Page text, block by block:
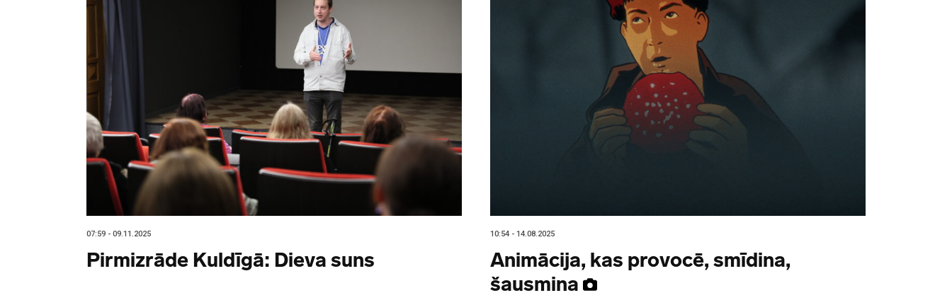
07:59 - 09.11.2025
Pirmizrāde Kuldīgā: Dieva suns
10:54 - 14.08.2025
Animācija, kas provocē, smīdina,
šausmina